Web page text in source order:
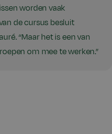
worden vaak
de cursus besluit
“Maar het is een van
om mee te werken.”